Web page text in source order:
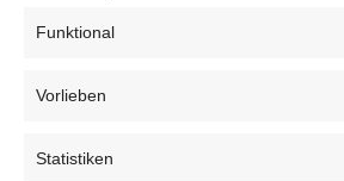
Funktional
Vorlieben
Statistiken